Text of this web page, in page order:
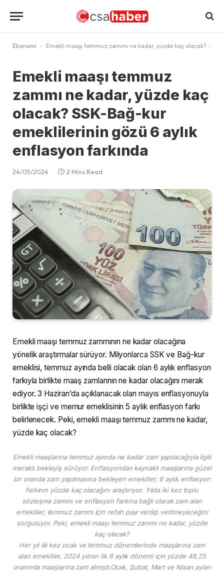
Ekonomi - Emekli maaşı temmuz zammı ne kadar, yüzde kaç olacak? SSK-Bağ-kur emeklilerinin gözü 6 aylık enflasyon farkında
Emekli maaşı temmuz
zammı ne kadar, yüzde kaç
olacak? SSK-Bağ-kur
emeklilerinin gözü 6 aylık
enflasyon farkında
24/05/2024 2 Mins Read
Emekli maaşı temmuz zammının ne kadar olacağına
yönelik araştırmalar sürüyor. Milyonlarca SSK ve Bağ-kur
emeklisi, temmuz ayında belli olacak olan 6 aylık enflasyon
farkıyla birlikte maaş zamlarının ne kadar olacağını merak
ediyor. 3 Haziran’da açıklanacak olan mayıs enflasyonuyla
birlikte işçi ve memur emeklisinin 5 aylık enflasyon farkı
belirlenecek. Peki, emekli maaşı temmuz zammı ne kadar,
yüzde kaç olacak?
Emekli maaşlarına temmuz ayında ne kadar zam yapılacağıyla ilgili
meraklı bekleyiş sürüyor. Enflasyondan kaynaklı maaşlarına güzel
bir oranda zam yapılmasına bekleyen emekliler, 6 aylık enflasyon
farkının yüzde kaç olacağını araştırıyor. Yılda iki kez toplu
sözleşme zammı ve enflasyon farkına bağlı olarak zam alan
emekliler, temmuz zammı için refah payı verilip verilmeyeceğini
sorguluyor. Peki, emekli maaşı temmuz zammı ne kadar, yüzde
kaç olacak?
Her yıl iki kez ocak ve temmuz dönemlerinde maaşlarına zam
alan emekliler, 2024 yılının ilk 6 aylık dönemi için yüzde 49,25
oranında maaşlarına zam almıştı.Ocak, Şubat, Mart ve Nisan ayları